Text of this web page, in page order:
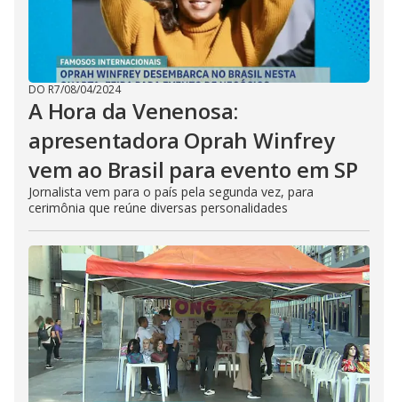
DO R7/08/04/2024
A Hora da Venenosa:
apresentadora Oprah Winfrey
vem ao Brasil para evento em SP
Jornalista vem para o país pela segunda vez, para
cerimônia que reúne diversas personalidades